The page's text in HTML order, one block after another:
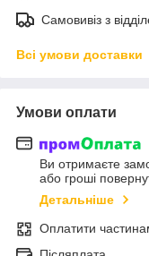
Самовивіз з
Всі умови доставки
Умови оплати
Ви отримаєте
або гроші
Детальніше
Оплатити